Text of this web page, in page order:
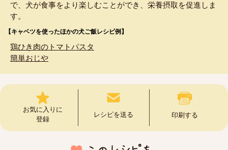
で、犬が食事をより楽しむことができ、栄養摂取を促進しま
す。
【キャベツを使ったほかの犬ご飯レシピ例】
鶏ひき肉のトマトパスタ
簡単おじや
お気に入りに
登録
レシピを送る 印刷する